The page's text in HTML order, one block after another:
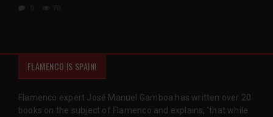
70
FLAMENCO IS SPAIN!
Flamenco expert José Manuel Gamboa has written over 20
books on the subject of Flamenco and explains, 'that while